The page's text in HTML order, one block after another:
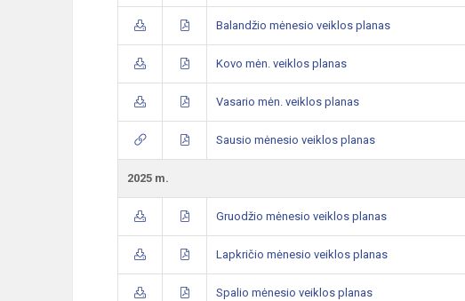
Balandžio mėnesio veiklos planas
Kovo mėn. veiklos planas
Vasario mėn. veiklos planas
Sausio mėnesio veiklos planas
2025 m.
Gruodžio mėnesio veiklos planas
Lapkričio mėnesio veiklos planas
Spalio mėnesio veiklos planas